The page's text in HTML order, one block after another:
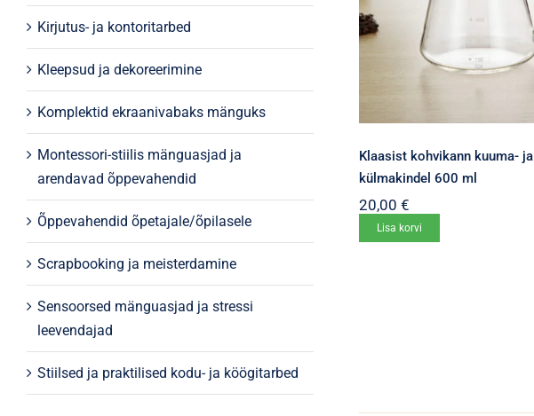
Kirjutus- ja kontoritarbed
Kleepsud ja dekoreerimine
Komplektid ekraanivabaks mänguks
Montessori-stiilis mänguasjad ja
arendavad õppevahendid
Õppevahendid õpetajale/õpilasele
Scrapbooking ja meisterdamine
Sensoorsed mänguasjad ja stressi
leevendajad
Stiilsed ja praktilised kodu- ja köögitarbed
Klaasist kohvikann kuuma- ja
külmakindel 600 ml
20,00 €
Lisa korvi